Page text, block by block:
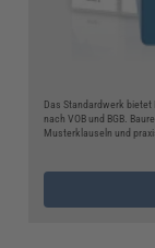
Das Standardwerk
nach VOB und BGB.
Musterklauseln und